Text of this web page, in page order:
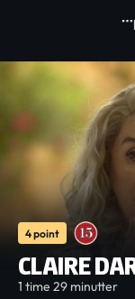
4 point
CLAIRE
1 time 29 minutter